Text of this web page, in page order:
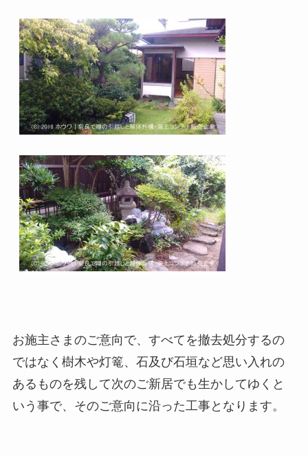
お施主さまのご意向で、すべてを撤去処分するの
ではなく樹木や灯篭、石及び石垣など思い入れの
あるものを残して次のご新居でも生かしてゆくと
いう事で、そのご意向に沿った工事となります。